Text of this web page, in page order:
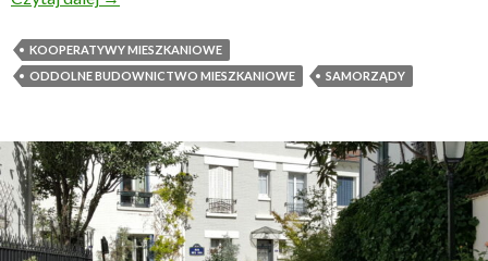
KOOPERATYWY MIESZKANIOWE
ODDOLNE BUDOWNICTWO MIESZKANIOWE
SAMORZĄDY